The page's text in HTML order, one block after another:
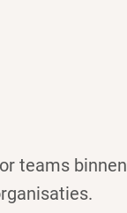
teams binnen